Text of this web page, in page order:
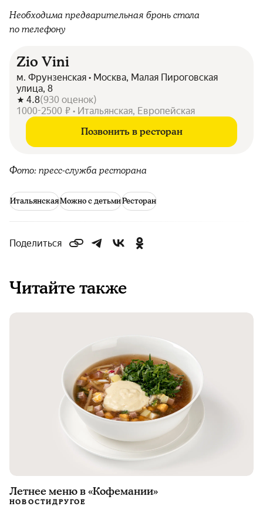
Необходима предварительная бронь стола
по телефону
Zio Vini
м. Фрунзенская • Москва, Малая Пироговская
улица, 8
4.8(930 оценок)
1000-2500 ₽ • Итальянская, Европейская
Позвонить в ресторан
Фото: пресс-служба ресторана
ИтальянскаяМожно с детьмиРесторан
Поделиться
Читайте также
Летнее меню в «Кофемании»
НОВОСТИДРУГОЕ